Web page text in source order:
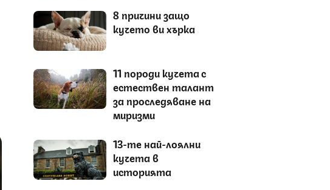
8 причини защо
кучето ви хърка
11 породи кучета с
естествен талант
за проследяване на
миризми
13-те най-лоялни
кучета в
историята